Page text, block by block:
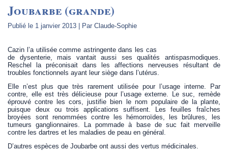
Joubarbe (grande)
Publié le 1 janvier 2013 | Par Claude-Sophie
Cazin l’a utilisée comme astringente dans les cas
de dysenterie, mais vantait aussi ses qualités antispasmodiques.
Reschel la préconisait dans les affections nerveuses résultant de
troubles fonctionnels ayant leur siège dans l’utérus.
Elle n’est plus que très rarement utilisée pour l’usage interne. Par
contre, elle est très délicieuse pour l’usage externe. Le suc, remède
éprouvé contre les cors, justifie bien le nom populaire de la plante,
puisque deux ou trois applications suffisent. Les feuilles fraîches
broyées sont renommées contre les hémorroïdes, les brûlures, les
tumeurs ganglionnaires. La pommade à base de suc fait merveille
contre les dartres et les maladies de peau en général.
D’autres espèces de Joubarbe ont aussi des vertus médicinales.